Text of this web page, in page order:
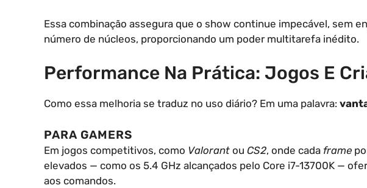
Essa combinação assegura que o show continue impecável, sem
número de núcleos, proporcionando um poder multitarefa inédito.
Performance Na Prática: Jogos E
Como essa melhoria se traduz no uso diário? Em uma palavra:
PARA GAMERS
Em jogos competitivos, como Valorant ou CS2, onde cada frame
elevados — como os 5.4 GHz alcançados pelo Core i7-13700K —
aos comandos.